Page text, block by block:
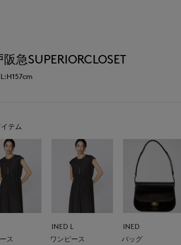
急SUPERIORCLOSET
テム
ス
INED L
ワンピース
INED
バッグ